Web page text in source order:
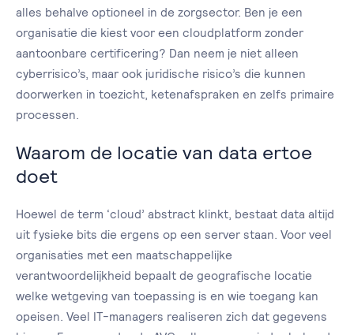
alles behalve optioneel in de zorgsector. Ben je een
organisatie die kiest voor een cloudplatform zonder
aantoonbare certificering? Dan neem je niet alleen
cyberrisico’s, maar ook juridische risico’s die kunnen
doorwerken in toezicht, ketenafspraken en zelfs primaire
processen.
Waarom de locatie van data ertoe
doet
Hoewel de term ‘cloud’ abstract klinkt, bestaat data altijd
uit fysieke bits die ergens op een server staan. Voor veel
organisaties met een maatschappelijke
verantwoordelijkheid bepaalt de geografische locatie
welke wetgeving van toepassing is en wie toegang kan
opeisen. Veel IT-managers realiseren zich dat gegevens